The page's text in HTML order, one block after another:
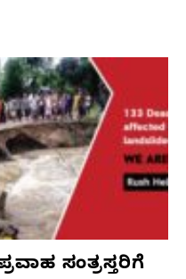
ಸಂತ್ರಸ್ತರಿಗೆ